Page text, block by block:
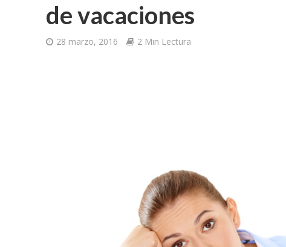
de vacaciones
28 marzo, 2016 2 Min Lectura